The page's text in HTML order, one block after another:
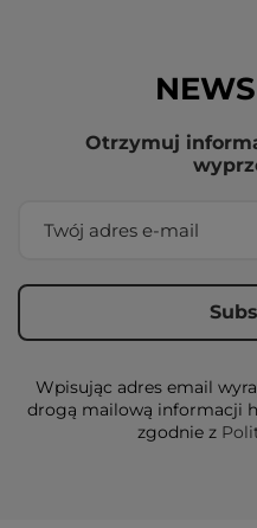
Otrzymuj
Wpisując adres email
drogą mailową informacji
zgodnie z